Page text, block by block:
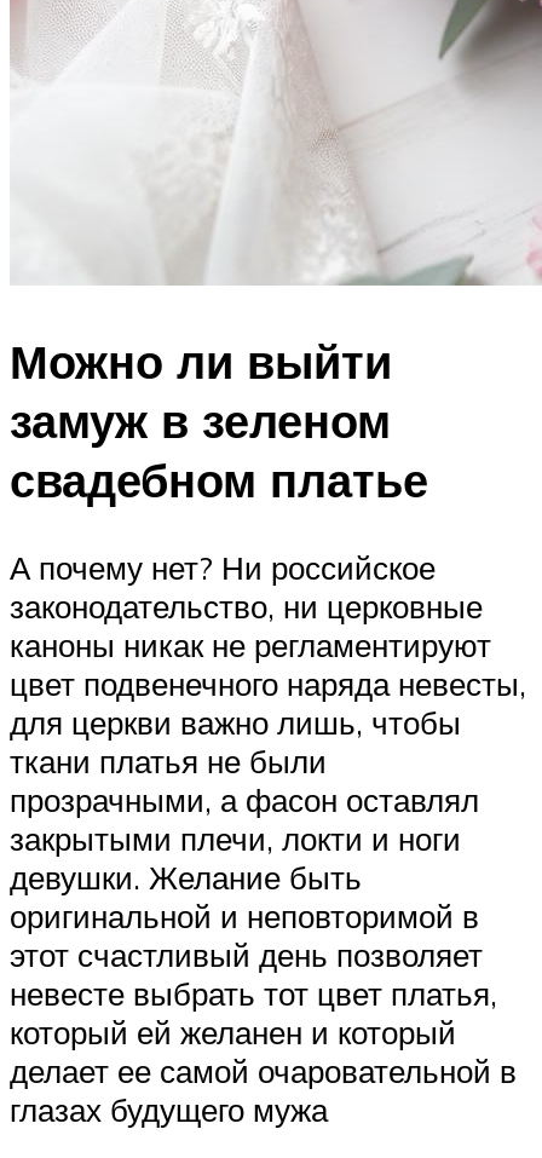
Можно ли выйти
замуж в зеленом
свадебном платье
А почему нет? Ни российское
законодательство, ни церковные
каноны никак не регламентируют
цвет подвенечного наряда невесты,
для церкви важно лишь, чтобы
ткани платья не были
прозрачными, а фасон оставлял
закрытыми плечи, локти и ноги
девушки. Желание быть
оригинальной и неповторимой в
этот счастливый день позволяет
невесте выбрать тот цвет платья,
который ей желанен и который
делает ее самой очаровательной в
глазах будущего мужа